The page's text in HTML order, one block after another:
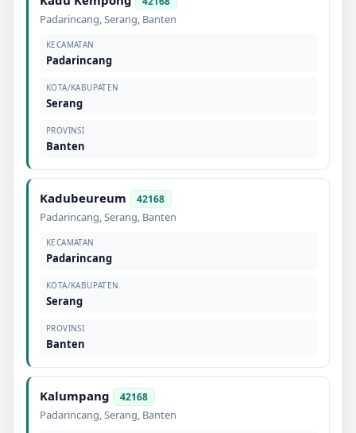
Padarincang,Serang, Banten
KECAMATAN
Padarincang
KOTA/KABUPATEN
Serang
PROVINSI
Banten
Kadubeureum 42168
Padarincang,Serang, Banten
KECAMATAN
Padarincang
KOTA/KABUPATEN
Serang
PROVINSI
Banten
Kalumpang 42168
Padarincang,Serang, Banten